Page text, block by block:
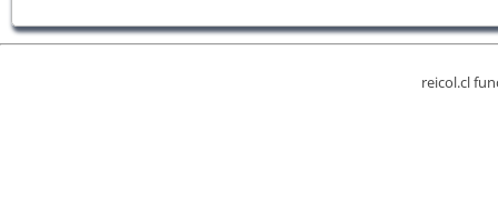
reicol.cl